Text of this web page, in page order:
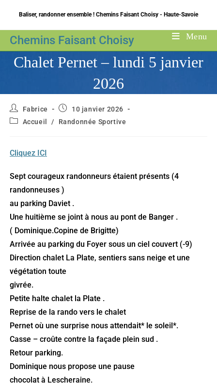
content
Baliser, randonner ensemble ! Chemins Faisant Choisy - Haute-Savoie
Chemins Faisant Choisy Menu
Chalet Pernet – lundi 5 janvier
2026
Auteur/autrice
de
la
Fabrice
Publication
10 janvier 2026
PostAccueil / Randonnée Sportive
Cliquez ICI
Sept courageux randonneurs étaient présents (4
randonneuses )
au parking Daviet .
Une huitième se joint à nous au pont de Banger .
( Dominique.Copine de Brigitte)
Arrivée au parking du Foyer sous un ciel couvert (-9)
Direction chalet La Plate, sentiers sans neige et une
végétation toute
givrée.
Petite halte chalet la Plate .
Reprise de la rando vers le chalet
Pernet où une surprise nous attendait* le soleil*.
Casse – croûte contre la façade plein sud .
Retour parking.
Dominique nous propose une pause
chocolat à Lescheraine.